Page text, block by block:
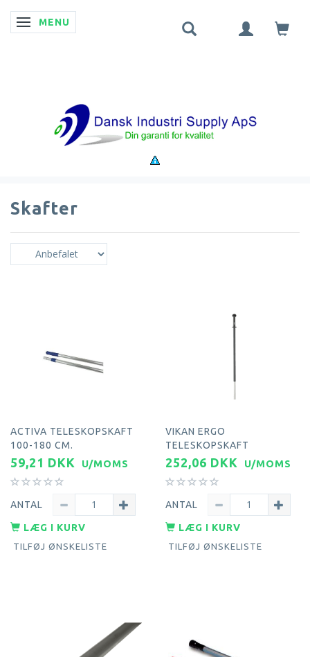
SKIFTE NAVIGATION
MENU
Skafter
ACTIVA TELESKOPSKAFT
100-180 CM.
59,21 DKK U/MOMS
ANTAL
LÆG I KURV
TILFØJ ØNSKELISTE
VIKAN ERGO
TELESKOPSKAFT
252,06 DKK U/MOMS
ANTAL
LÆG I KURV
TILFØJ ØNSKELISTE